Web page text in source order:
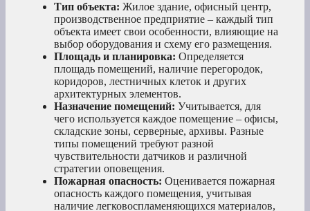
Тип объекта: Жилое здание, офисный центр,
производственное предприятие – каждый тип
объекта имеет свои особенности, влияющие на
выбор оборудования и схему его размещения.
Площадь и планировка: Определяется
площадь помещений, наличие перегородок,
коридоров, лестничных клеток и других
архитектурных элементов.
Назначение помещений: Учитывается, для
чего используется каждое помещение – офисы,
складские зоны, серверные, архивы. Разные
типы помещений требуют разной
чувствительности датчиков и различной
стратегии оповещения.
Пожарная опасность: Оценивается пожарная
опасность каждого помещения, учитывая
наличие легковоспламеняющихся материалов,